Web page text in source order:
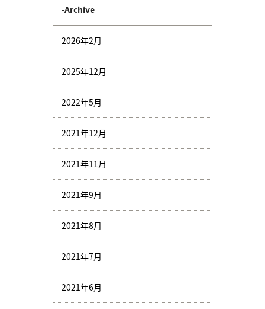
-Archive
2026年2月
2025年12月
2022年5月
2021年12月
2021年11月
2021年9月
2021年8月
2021年7月
2021年6月